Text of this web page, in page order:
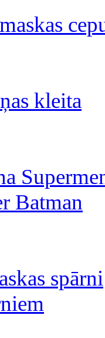
kleita
Batman
spārni